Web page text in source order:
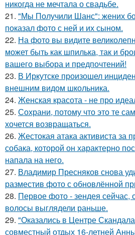
никогда не мечтала о свадьбе.
21. "Мы Получили Шанс": жених
показал фото с ней и их сыном.
22. На фото вы видите
может быть как шпилька, так и
вашего выбора и предпочтений!
23. В Иркутске произошел
внешним видом школьника.
24. Женская красота - не про
25. Сохрани, потому что это те
хочется возвращаться.
26. Жестокая атака активиста за
собака, которой он характерно
напала на него.
27. Владимир Пресняков снова
разместив фото с обновлённой
28. Первое фото - зендея сейчас,
волосы выглядели раньше.
29. "Оказались в Центре
совместный отдых 16-летней